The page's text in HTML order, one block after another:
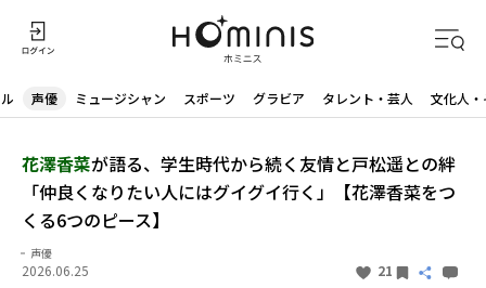
声優 ミュージシャン スポーツ グラビア タレント・芸人 文化人
花澤香菜が語る、学生時代から続く友情と戸松遥との絆
「仲良くなりたい人にはグイグイ行く」【花澤香菜をつ
くる6つのピース】
声優
2026.06.25 21